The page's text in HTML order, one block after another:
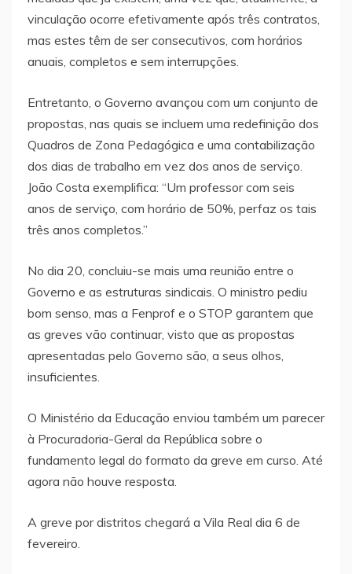
vinculação ocorre efetivamente após três contratos,
mas estes têm de ser consecutivos, com horários
anuais, completos e sem interrupções.
Entretanto, o Governo avançou com um conjunto de
propostas, nas quais se incluem uma redefinição dos
Quadros de Zona Pedagógica e uma contabilização
dos dias de trabalho em vez dos anos de serviço.
João Costa exemplifica: “Um professor com seis
anos de serviço, com horário de 50%, perfaz os tais
três anos completos.”
No dia 20, concluiu-se mais uma reunião entre o
Governo e as estruturas sindicais. O ministro pediu
bom senso, mas a Fenprof e o STOP garantem que
as greves vão continuar, visto que as propostas
apresentadas pelo Governo são, a seus olhos,
insuficientes.
O Ministério da Educação enviou também um parecer
à Procuradoria-Geral da República sobre o
fundamento legal do formato da greve em curso. Até
agora não houve resposta.
A greve por distritos chegará a Vila Real dia 6 de
fevereiro.